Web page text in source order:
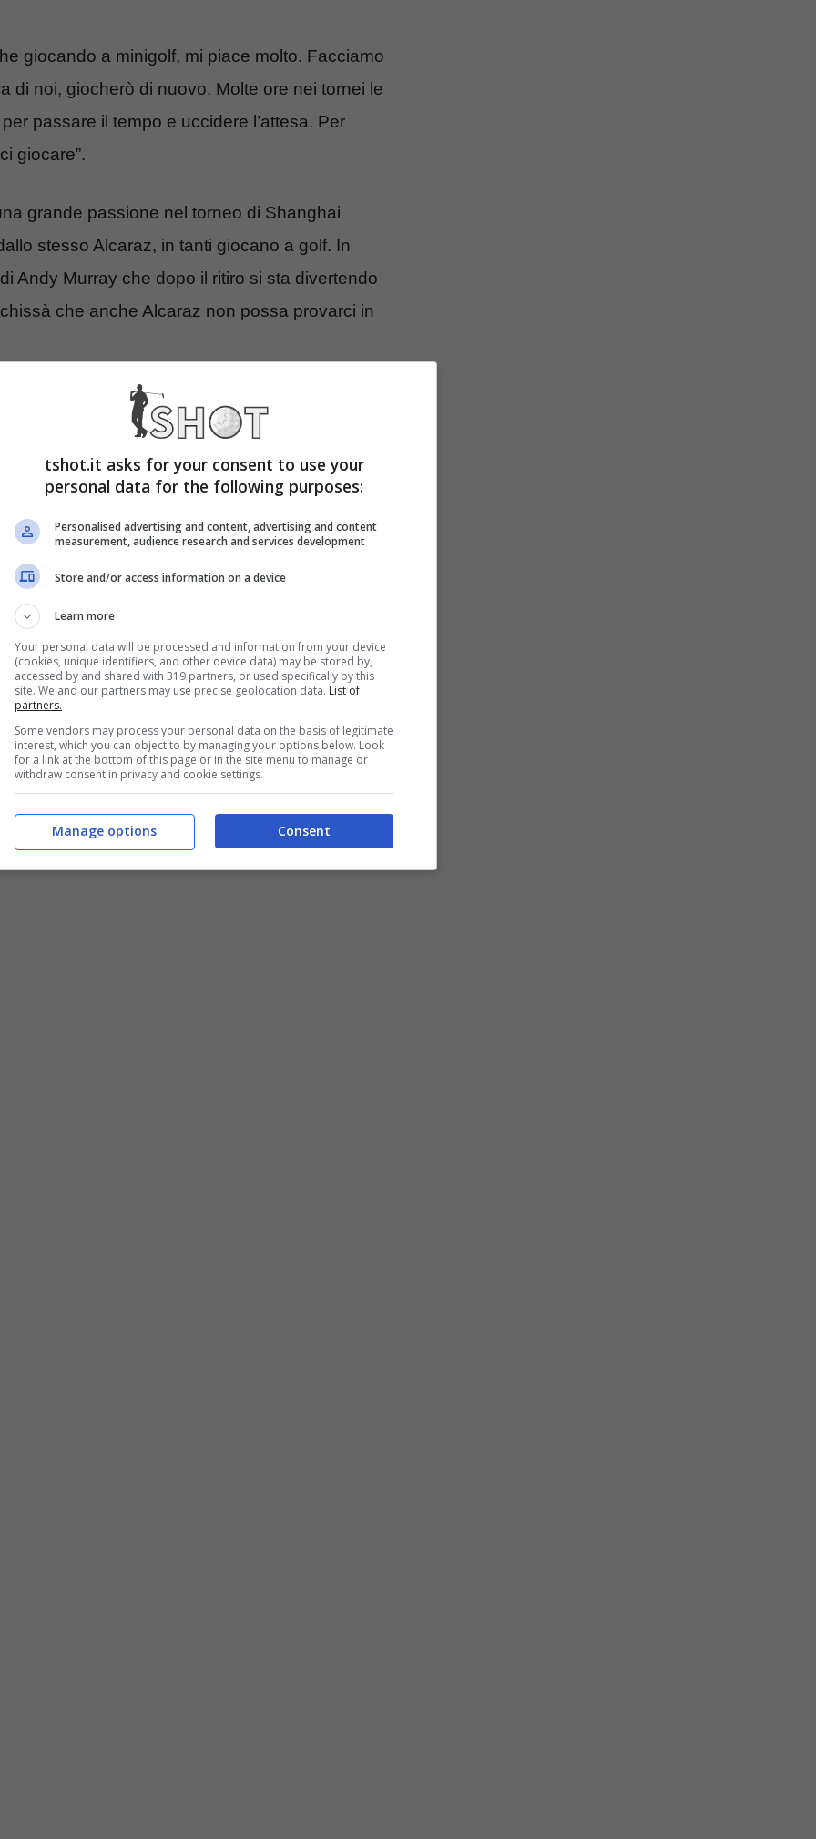
giocando a minigolf, mi piace molto. Facciamo
di noi, giocherò di nuovo. Molte ore nei tornei le
passare il tempo e uccidere l’attesa. Per
giocare”.
grande passione nel torneo di Shanghai
stesso Alcaraz, in tanti giocano a golf. In
Andy Murray che dopo il ritiro si sta divertendo
che anche Alcaraz non possa provarci in
tshot.it asks for your consent to use your
personal data for the following purposes:
Personalised advertising and content, advertising and content
measurement, audience research and services development
Store and/or access information on a device
Learn more
Your personal data will be processed and information from your device
(cookies, unique identifiers, and other device data) may be stored by,
accessed by and shared with 319 partners, or used specifically by this
site. We and our partners may use precise geolocation data. List of
partners.
Some vendors may process your personal data on the basis of legitimate
interest, which you can object to by managing your options below. Look
for a link at the bottom of this page or in the site menu to manage or
withdraw consent in privacy and cookie settings.
Consent
Manage options